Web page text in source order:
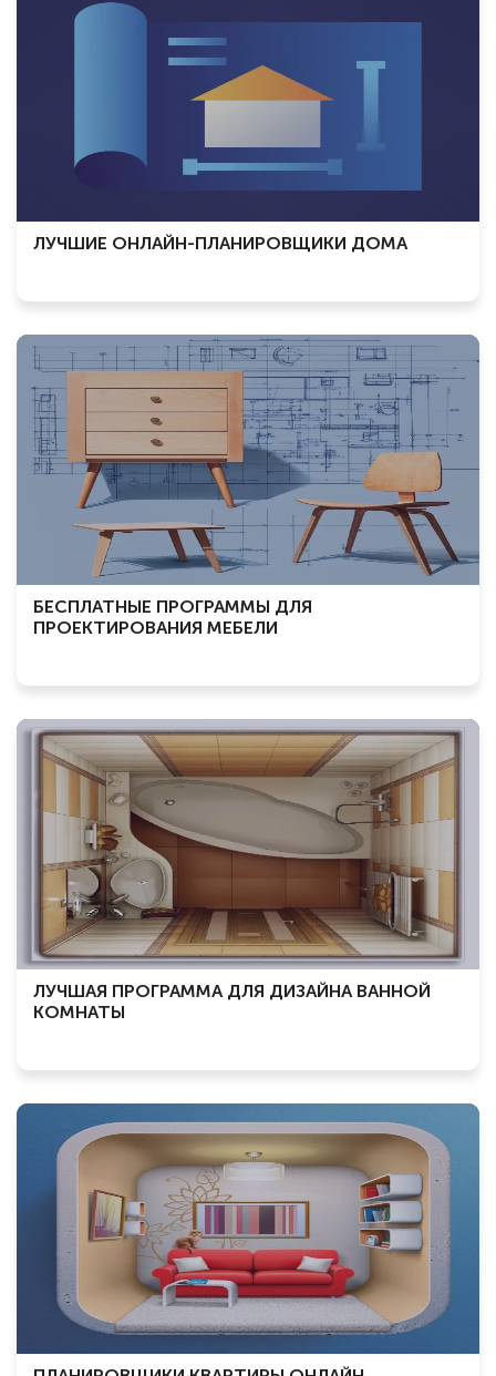
ЛУЧШИЕ ОНЛАЙН-ПЛАНИРОВЩИКИ ДОМА
БЕСПЛАТНЫЕ ПРОГРАММЫ ДЛЯ
ПРОЕКТИРОВАНИЯ МЕБЕЛИ
ЛУЧШАЯ ПРОГРАММА ДЛЯ ДИЗАЙНА ВАННОЙ
КОМНАТЫ